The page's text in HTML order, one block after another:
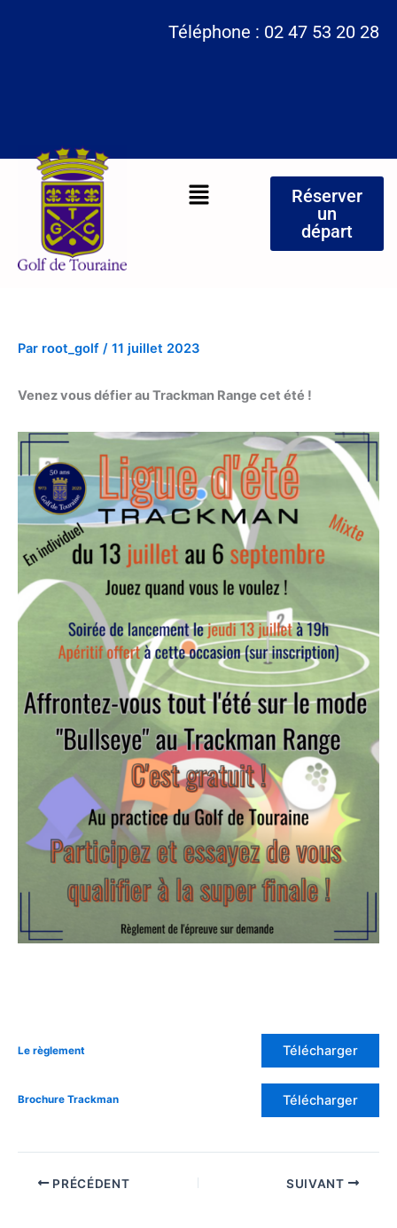
Téléphone : 02 47 53 20 28
Menu
Réserver
un
départ
Par root_golf / 11 juillet 2023
Venez vous défier au Trackman Range cet été !
Le règlement Télécharger
Brochure Trackman Télécharger
PRÉCÉDENT SUIVANT